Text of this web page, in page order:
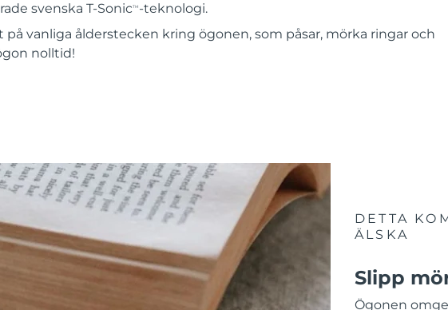
svenska T-SonicTM -teknologi.
på vanliga ålderstecken kring ögonen, som påsar, mörka ringar och
nolltid!
DETTA
ÄLSKA
Slipp
Ögonen